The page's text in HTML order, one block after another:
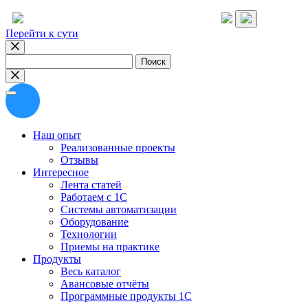
Перейти к сути
Наш опыт
Реализованные проекты
Отзывы
Интересное
Лента статей
Работаем с 1С
Системы автоматизации
Оборудование
Технологии
Приемы на практике
Продукты
Весь каталог
Авансовые отчёты
Программные продукты 1С